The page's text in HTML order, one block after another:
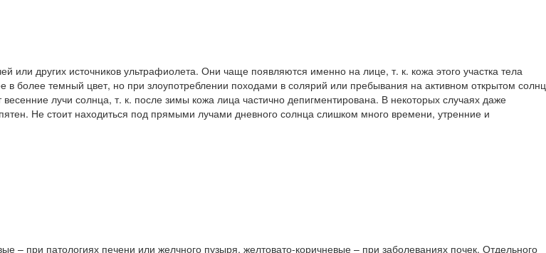
или других источников ультрафиолета. Они чаще появляются именно на лице, т. к. кожа этого участка тела
более темный цвет, но при злоупотреблении походами в солярий или пребывания на активном открытом
лучи солнца, т. к. после зимы кожа лица частично депигментирована. В некоторых случаях даже
Не стоит находиться под прямыми лучами дневного солнца слишком много времени, утренние и
при патологиях печени или желчного пузыря, желтовато-коричневые – при заболеваниях почек. Отдельного